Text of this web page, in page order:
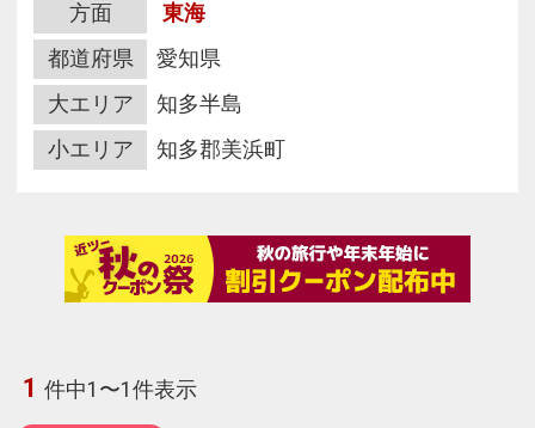
方面
東海
都道府県
愛知県
大エリア
知多半島
小エリア
知多郡美浜町
1 件中1〜1件表示